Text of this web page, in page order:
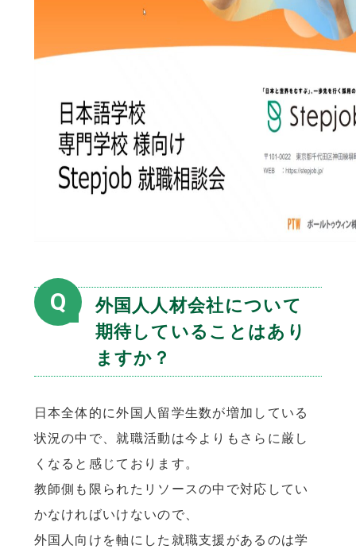
Q
外国人人材会社について
期待していることはあり
ますか？
日本全体的に外国人留学生数が増加している
状況の中で、就職活動は今よりもさらに厳し
くなると感じております。
教師側も限られたリソースの中で対応してい
かなければいけないので、
外国人向けを軸にした就職支援があるのは学